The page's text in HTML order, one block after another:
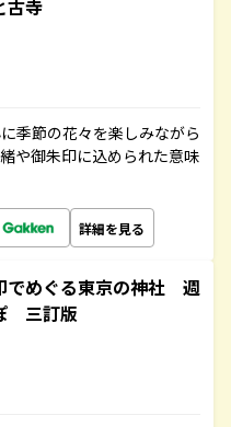
古寺
季節の花々を楽しみながら
や御朱印に込められた意味
詳細を見る
めぐる東京の神社 週
三訂版